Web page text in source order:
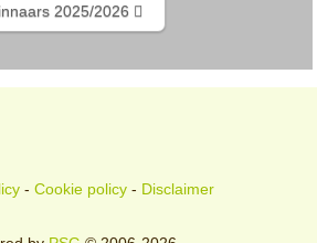
2025/2026
- Cookie policy- Disclaimer